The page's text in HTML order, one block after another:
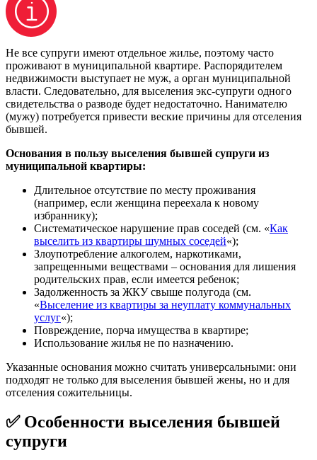
Не все супруги имеют отдельное жилье, поэтому часто
проживают в муниципальной квартире. Распорядителем
недвижимости выступает не муж, а орган муниципальной
власти. Следовательно, для выселения экс-супруги одного
свидетельства о разводе будет недостаточно. Нанимателю
(мужу) потребуется привести веские причины для отселения
бывшей.
Основания в пользу выселения бывшей супруги из
муниципальной квартиры:
Длительное отсутствие по месту проживания
(например, если женщина переехала к новому
избраннику);
Систематическое нарушение прав соседей (см. «Как
выселить из квартиры шумных соседей«);
Злоупотребление алкоголем, наркотиками,
запрещенными веществами – основания для лишения
родительских прав, если имеется ребенок;
Задолженность за ЖКУ свыше полугода (см.
«Выселение из квартиры за неуплату коммунальных
услуг«);
Повреждение, порча имущества в квартире;
Использование жилья не по назначению.
Указанные основания можно считать универсальными: они
подходят не только для выселения бывшей жены, но и для
отселения сожительницы.
✅ Особенности выселения бывшей
супруги